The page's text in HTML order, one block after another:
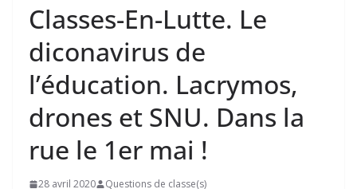
Classes-En-Lutte. Le
diconavirus de
l’éducation. Lacrymos,
drones et SNU. Dans la
rue le 1er mai !
28 avril 2020 Questions de classe(s)